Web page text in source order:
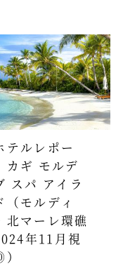
テルレポー
カギ モルデ
スパ アイラ
（モルディ
北マーレ環礁
年11月視